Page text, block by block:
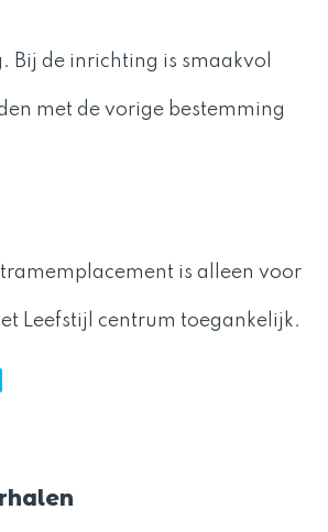
Bij de inrichting is smaakvol
met de vorige bestemming
is alleen voor
Leefstijl centrum toegankelijk.